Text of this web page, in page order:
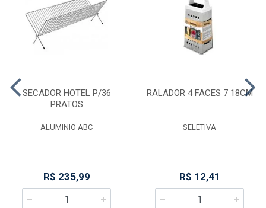
SECADOR HOTEL P/36
PRATOS
ALUMINIO ABC
R$ 235,99
RALADOR 4 FACES 7 18CM
SELETIVA
R$ 12,41